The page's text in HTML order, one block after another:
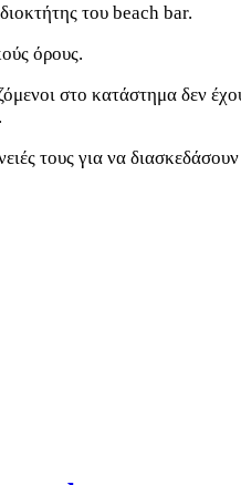
του beach bar.
όρους.
στο κατάστημα δεν
τους για να